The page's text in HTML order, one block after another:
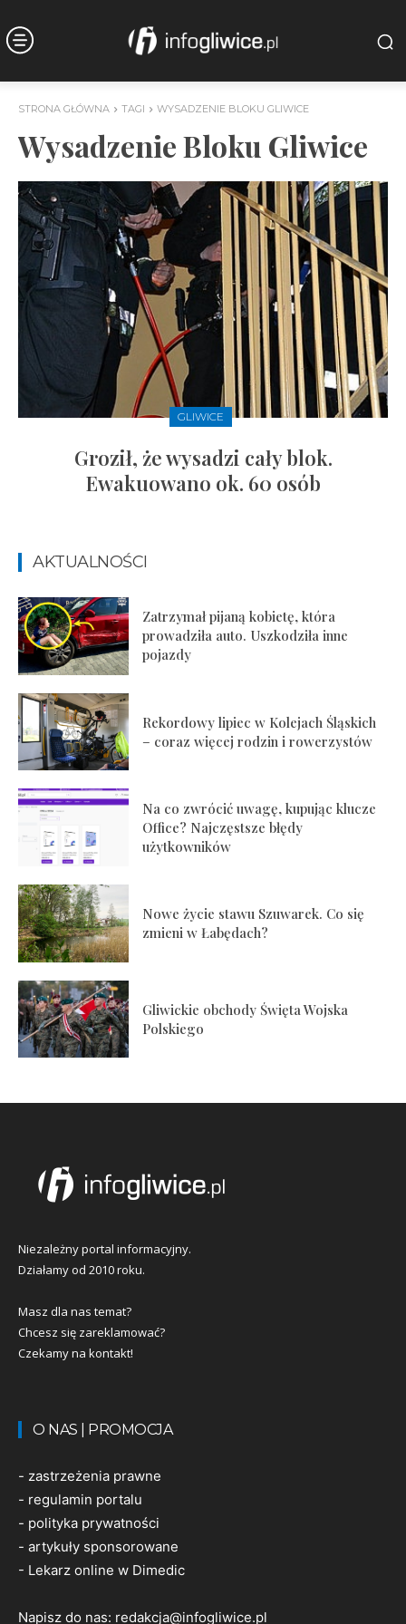
STRONA GŁÓWNA TAGI WYSADZENIE BLOKU GLIWICE
Wysadzenie Bloku Gliwice
GLIWICE
Groził, że wysadzi cały blok.
Ewakuowano ok. 60 osób
AKTUALNOŚCI
Zatrzymał pijaną kobietę, która
prowadziła auto. Uszkodziła inne
pojazdy
Rekordowy lipiec w Kolejach Śląskich
– coraz więcej rodzin i rowerzystów
Na co zwrócić uwagę, kupując klucze
Office? Najczęstsze błędy
użytkowników
Nowe życie stawu Szuwarek. Co się
zmieni w Łabędach?
Gliwickie obchody Święta Wojska
Polskiego
Niezależny portal informacyjny.
Działamy od 2010 roku.
Masz dla nas temat?
Chcesz się zareklamować?
Czekamy na kontakt!
O NAS | PROMOCJA
- zastrzeżenia prawne
- regulamin portalu
- polityka prywatności
- artykuły sponsorowane
- Lekarz online w Dimedic
Napisz do nas: redakcja@infogliwice.pl